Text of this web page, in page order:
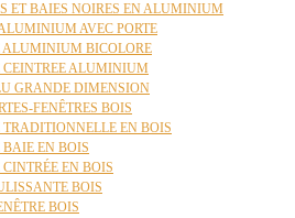
ET BAIES NOIRES EN ALUMINIUM
AVEC PORTE
ALUMINIUM BICOLORE
CEINTREE ALUMINIUM
GRANDE DIMENSION
FENÊTRES BOIS
TRADITIONNELLE EN BOIS
BAIE EN BOIS
CINTRÉE EN BOIS
BOIS
BOIS